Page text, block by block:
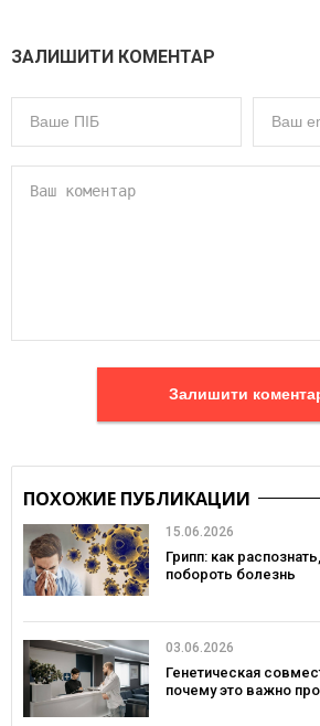
ЗАЛИШИТИ КОМЕНТАР
Залишити
ПОХОЖИЕ ПУБЛИКАЦИИ
15.06.2026
Грипп: как
побороть болезнь
03.06.2026
Генетическая
почему это важно